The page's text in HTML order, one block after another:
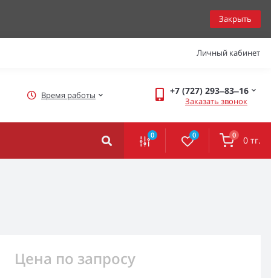
Закрыть
Личный кабинет
Время работы +7 (727) 293‒83‒16
Заказать звонок
0 0 0 0 тг.
Цена по запросу